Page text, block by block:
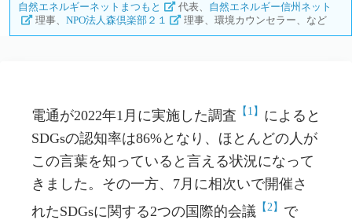
自然エネルギーネットまつもと
代表、 自然エネルギー信州ネット
理事、 NPO法人森倶楽部２１ 理事、環境カウンセラー、など
電通が2022年1月に実施した調査 【1】 によると
SDGsの認知率は86%となり、ほとんどの人が
この言葉を知っていると言える状況になって
きました。その一方、7月に相次いで開催さ
れたSDGsに関する2つの国際的会議 【2】 で